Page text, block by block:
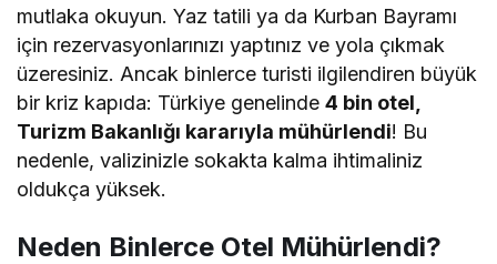
mutlaka okuyun. Yaz tatili ya da Kurban Bayramı
için rezervasyonlarınızı yaptınız ve yola çıkmak
üzeresiniz. Ancak binlerce turisti ilgilendiren büyük
bir kriz kapıda: Türkiye genelinde4 bin otel,
Turizm Bakanlığı kararıyla mühürlendi! Bu
nedenle, valizinizle sokakta kalma ihtimaliniz
oldukça yüksek.
Neden Binlerce Otel Mühürlendi?